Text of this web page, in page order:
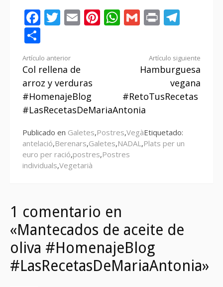
Facebook
Twitter
EmailPinterest
WhatsApp
Gmail
Print
Seguir
leyendo
Artículo anterior
Col rellena de
arroz y verduras
#HomenajeBlog
#LasRecetasDeMariaAntonia
Artículo siguiente
Hamburguesa
vegana
#RetoTusRecetas
Publicado en Galetes,Postres,VegàEtiquetado:
antelació,Berenars,Galetes,NADAL ,Plats per un
euro per ració,postres,Postres
individuals,Vegetarià
1 comentario en
«Mantecados de aceite de
oliva #HomenajeBlog
#LasRecetasDeMariaAntonia»